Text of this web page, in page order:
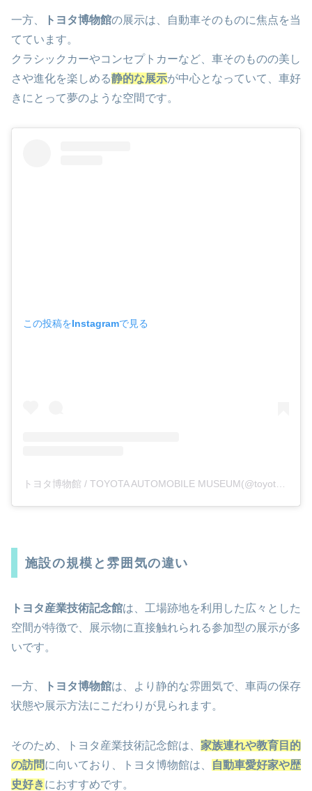
一方、 トヨタ博物館の展示は、自動車そのものに焦点を当
てています。
クラシックカーやコンセプトカーなど、車そのものの美し
さや進化を楽しめる静的な展示が中心となっていて、車好
きにとって夢のような空間です。
この投稿をInstagramで見る
施設の規模と雰囲気の違い
トヨタ産業技術記念館は、工場跡地を利用した広々とした
空間が特徴で、展示物に直接触れられる参加型の展示が多
いです。
一方、 トヨタ博物館は、より静的な雰囲気で、車両の保存
状態や展示方法にこだわりが見られます。
そのため、トヨタ産業技術記念館は、 家族連れや教育目的
の訪問に向いており、トヨタ博物館は、
自動車愛好家や歴
史好きにおすすめです。